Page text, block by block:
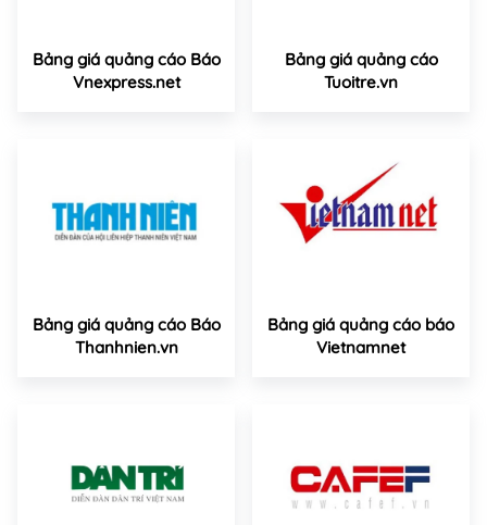
Bảng giá quảng cáo Báo
Vnexpress.net
Bảng giá quảng cáo
Tuoitre.vn
Bảng giá quảng cáo Báo
Thanhnien.vn
Bảng giá quảng cáo báo
Vietnamnet